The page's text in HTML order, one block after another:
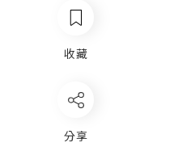
收藏
分享